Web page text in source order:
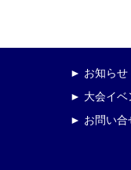
► お知らせ
► 大会イベ
► お問い合